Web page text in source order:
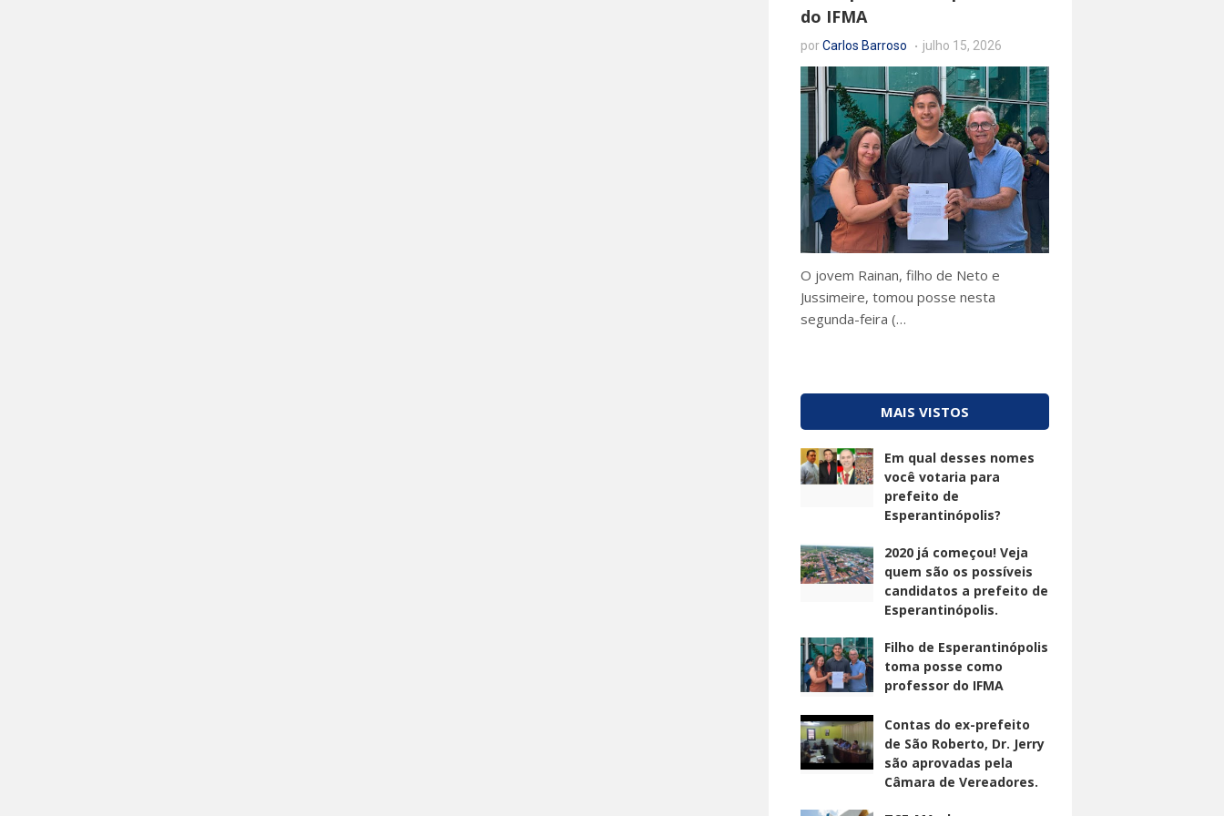
do IFMA
por Carlos Barroso julho 15, 2026
O jovem Rainan, filho de Neto e
Jussimeire, tomou posse nesta
segunda-feira (…
MAIS VISTOS
Em qual desses nomes
você votaria para
prefeito de
Esperantinópolis?
2020 já começou! Veja
quem são os possíveis
candidatos a prefeito de
Esperantinópolis.
Filho de Esperantinópolis
toma posse como
professor do IFMA
Contas do ex-prefeito
de São Roberto, Dr. Jerry
são aprovadas pela
Câmara de Vereadores.